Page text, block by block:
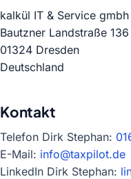
kalkül IT & Service gmbh
Bautzner Landstraße 136
01324 Dresden
Deutschland
Kontakt
Telefon Dirk Stephan:
E-Mail: info@taxpilot.de
LinkedIn Dirk Stephan: